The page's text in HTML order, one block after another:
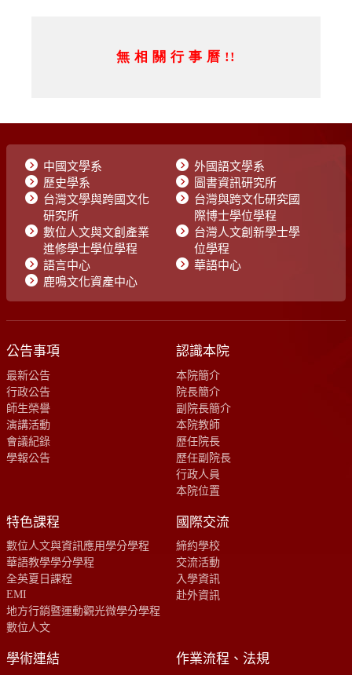
中國文學系
外國語文學系
歷史學系
圖書資訊研究所
台灣文學與跨國文化
研究所
台灣與跨文化研究國
際博士學位學程
數位人文與文創產業
進修學士學位學程
台灣人文創新學士學
位學程
語言中心
華語中心
鹿鳴文化資產中心
公告事項
最新公告
行政公告
師生榮譽
演講活動
會議紀錄
學報公告
認識本院
本院簡介
院長簡介
副院長簡介
本院教師
歷任院長
歷任副院長
行政人員
本院位置
特色課程
數位人文與資訊應用學分學程
華語教學學分學程
全英夏日課程
EMI
地方行銷暨運動觀光微學分學程
數位人文
國際交流
締約學校
交流活動
入學資訊
赴外資訊
學術連結 作業流程、法規